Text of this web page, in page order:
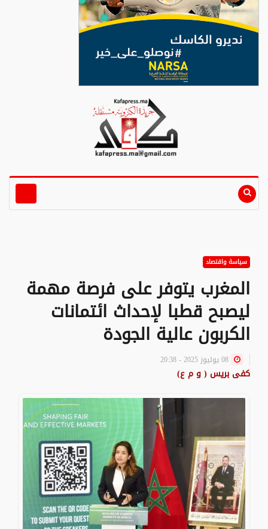
سياسة واقتصاد
المغرب يتوفر على فرصة مهمة
ليصبح قطبا لإحداث ائتمانات
الكربون عالية الجودة
كفى بريس ( و م ع)